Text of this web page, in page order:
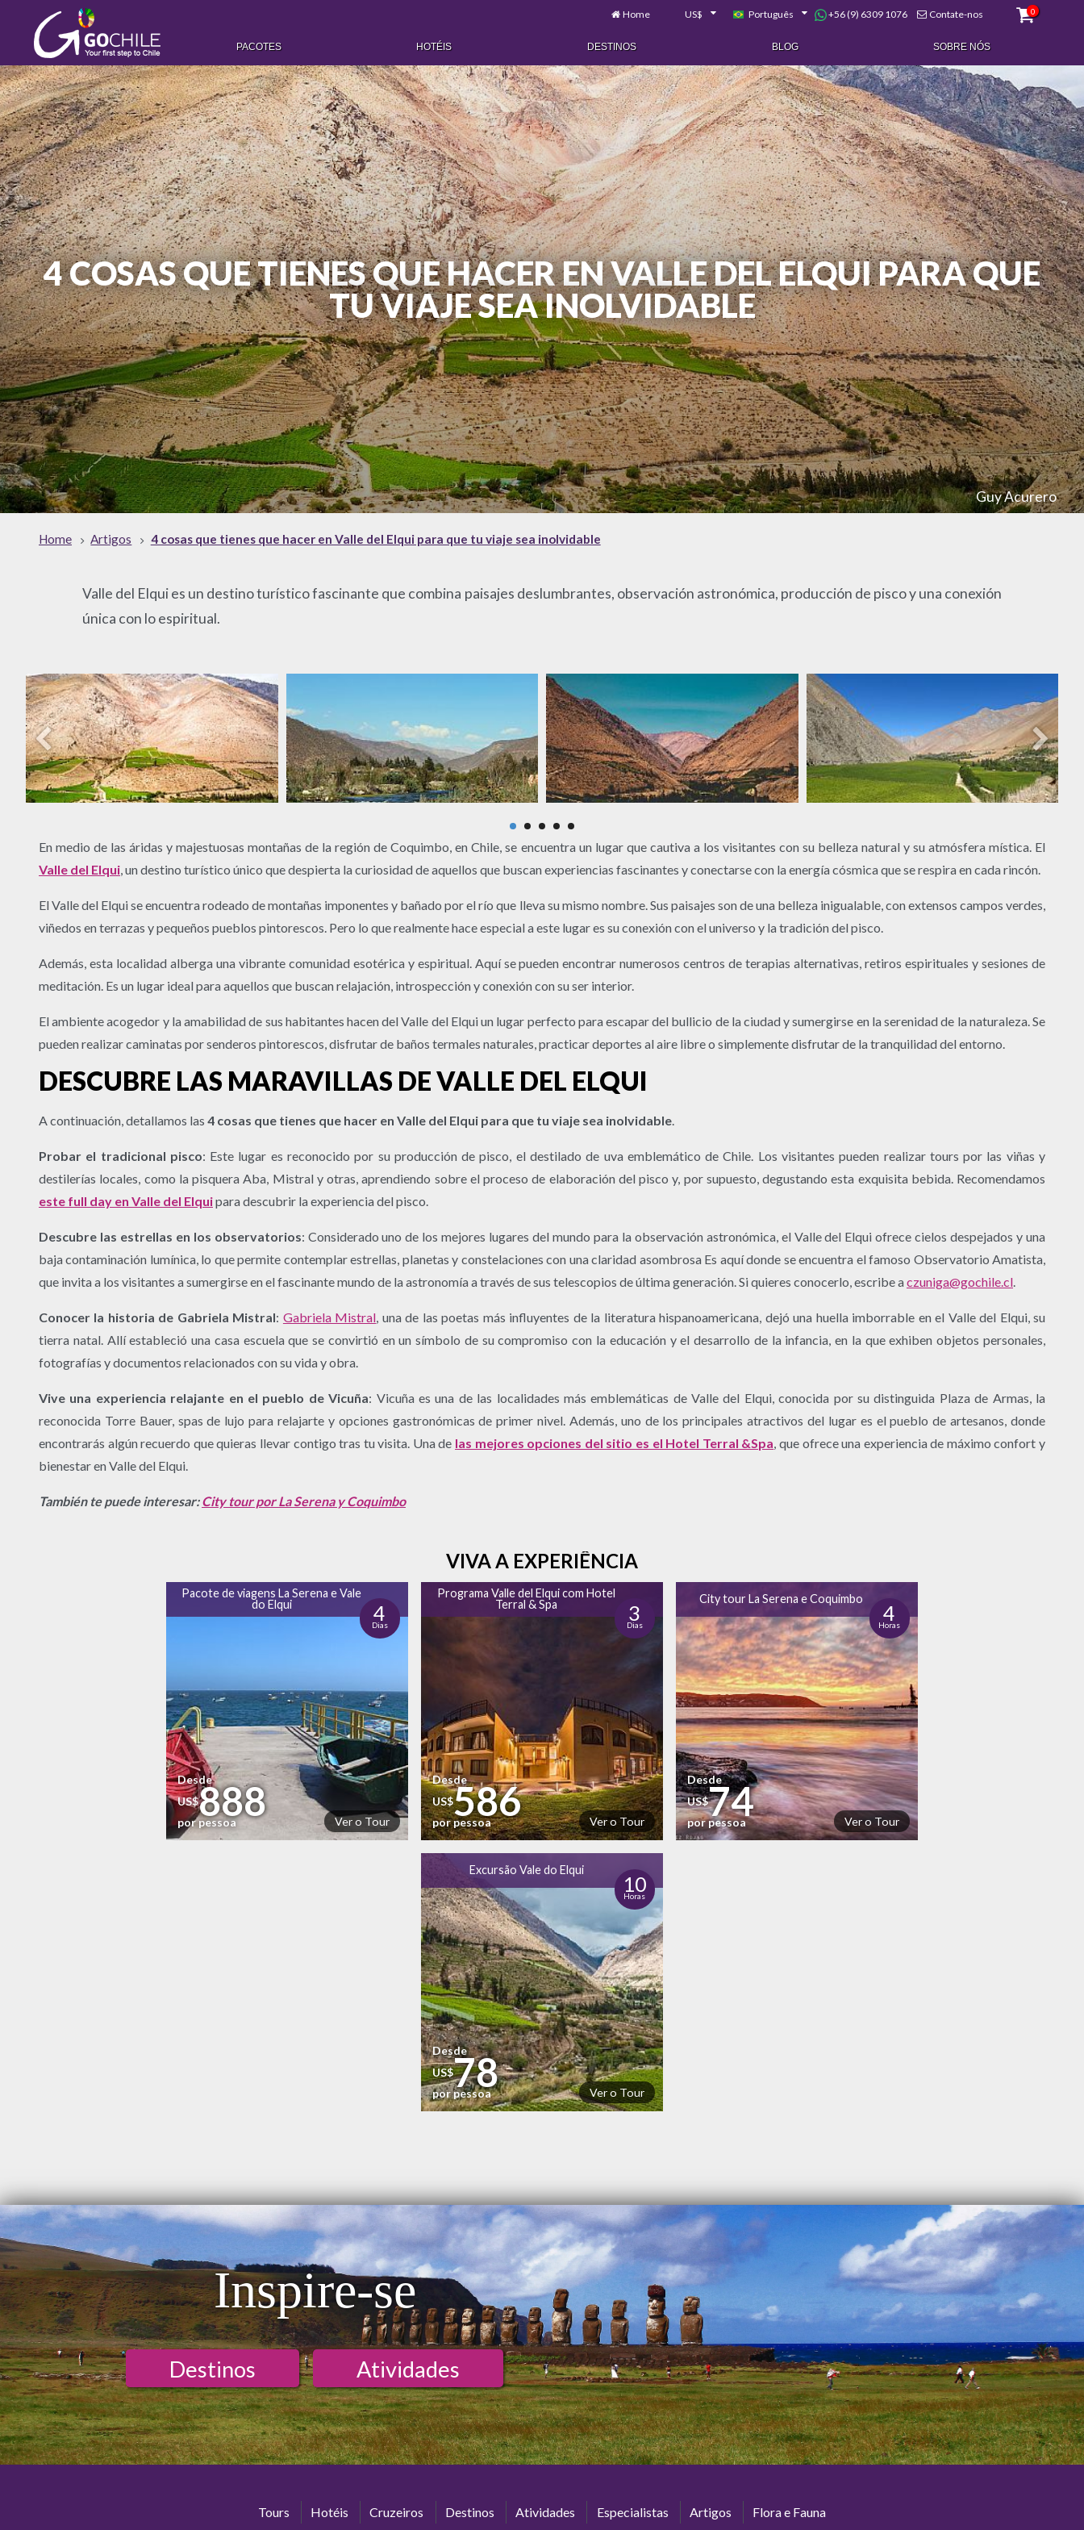
Home US$ Português +56 (9) 6309 1076 Contate-nos 0
PACOTES HOTÉIS DESTINOS BLOG SOBRE NÓS
4 COSAS QUE TIENES QUE HACER EN VALLE DEL ELQUI PARA QUE
TU VIAJE SEA INOLVIDABLE
Guy Acurero
Home Artigos 4 cosas que tienes que hacer en Valle del Elqui para que tu viaje sea inolvidable
Valle del Elqui es un destino turístico fascinante que combina paisajes deslumbrantes, observación astronómica, producción de pisco y una conexión
única con lo espiritual.
En medio de las áridas y majestuosas montañas de la región de Coquimbo, en Chile, se encuentra un lugar que cautiva a los visitantes con su belleza natural y su atmósfera mística. El
Valle del Elqui , un destino turístico único que despierta la curiosidad de aquellos que buscan experiencias fascinantes y conectarse con la energía cósmica que se respira en cada rincón.
El Valle del Elqui se encuentra rodeado de montañas imponentes y bañado por el río que lleva su mismo nombre. Sus paisajes son de una belleza inigualable, con extensos campos verdes,
viñedos en terrazas y pequeños pueblos pintorescos. Pero lo que realmente hace especial a este lugar es su conexión con el universo y la tradición del pisco.
Además, esta localidad alberga una vibrante comunidad esotérica y espiritual. Aquí se pueden encontrar numerosos centros de terapias alternativas, retiros espirituales y sesiones de
meditación. Es un lugar ideal para aquellos que buscan relajación, introspección y conexión con su ser interior.
El ambiente acogedor y la amabilidad de sus habitantes hacen del Valle del Elqui un lugar perfecto para escapar del bullicio de la ciudad y sumergirse en la serenidad de la naturaleza. Se
pueden realizar caminatas por senderos pintorescos, disfrutar de baños termales naturales, practicar deportes al aire libre o simplemente disfrutar de la tranquilidad del entorno.
DESCUBRE LAS MARAVILLAS DE VALLE DEL ELQUI
A continuación, detallamos las 4 cosas que tienes que hacer en Valle del Elqui para que tu viaje sea inolvidable
Probar el tradicional pisco: Este lugar es reconocido por su producción de pisco, el destilado de uva emblemático de Chile. Los visitantes pueden realizar tours por las viñas y
destilerías locales, como la pisquera Aba, Mistral y otras, aprendiendo sobre el proceso de elaboración del pisco y, por supuesto, degustando esta exquisita bebida. Recomendamos
este full day en Valle del Elquipara descubrir la experiencia del pisco.
Descubre las estrellas en los observatorios: Considerado uno de los mejores lugares del mundo para la observación astronómica, el Valle del Elqui ofrece cielos despejados y una
baja contaminación lumínica, lo que permite contemplar estrellas, planetas y constelaciones con una claridad asombrosa Es aquí donde se encuentra el famoso Observatorio Amatista,
que invita a los visitantes a sumergirse en el fascinante mundo de la astronomía a través de sus telescopios de última generación. Si quieres conocerlo, escribe aczuniga@gochile.cl
Conocer la historia de Gabriela Mistral: Gabriela Mistral , una de las poetas más influyentes de la literatura hispanoamericana, dejó una huella imborrable en el Valle del Elqui, su
tierra natal. Allí estableció una casa escuela que se convirtió en un símbolo de su compromiso con la educación y el desarrollo de la infancia, en la que exhiben objetos personales,
fotografías y documentos relacionados con su vida y obra.
Vive una experiencia relajante en el pueblo de Vicuña: Vicuña es una de las localidades más emblemáticas de Valle del Elqui, conocida por su distinguida Plaza de Armas, la
reconocida Torre Bauer, spas de lujo para relajarte y opciones gastronómicas de primer nivel. Además, uno de los principales atractivos del lugar es el pueblo de artesanos, donde
encontrarás algún recuerdo que quieras llevar contigo tras tu visita. Una de las mejores opciones del sitio es el Hotel Terral &Spa , que ofrece una experiencia de máximo confort y
bienestar en Valle del Elqui.
También te puede interesar:City tour por La Serena y Coquimbo
VIVA A EXPERIÊNCIA
Pacote de viagens La Serena e Vale
do Elqui
4
Dias
Ver o Tour
Desde
US$888
por pessoa
Programa Valle del Elqui com Hotel
Terral & Spa
3
Dias
Ver o Tour
Desde
US$586
por pessoa
City tour La Serena e Coquimbo
4
Horas
Ver o Tour
Desde
US$74
por pessoa
Excursão Vale do Elqui
10
Horas
Ver o Tour
Desde
US$78
por pessoa
Inspire-se
Destinos Atividades
Tours Hotéis Cruzeiros Destinos Atividades Especialistas Artigos Flora e Fauna